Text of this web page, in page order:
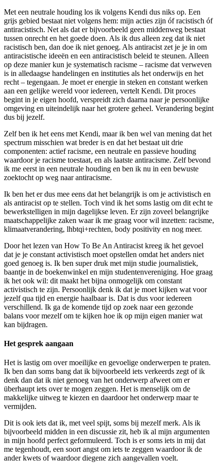
Met een neutrale houding los ik volgens Kendi dus niks op. Een
grijs gebied bestaat niet volgens hem: mijn acties zijn óf racistisch óf
antiracistisch. Net als dat er bijvoorbeeld geen middenweg bestaat
tussen onrecht en het goede doen. Als ik dus alleen zeg dat ik niet
racistisch ben, dan doe ik niet genoeg. Als antiracist zet je je in om
antiracistische ideeën en een antiracistisch beleid te steunen. Alleen
op deze manier kun je systematisch racisme – racisme dat verweven
is in alledaagse handelingen en instituties als het onderwijs en het
recht – tegengaan. Je moet er energie in steken en constant werken
aan een gelijke wereld voor iedereen, vertelt Kendi. Dit proces
begint in je eigen hoofd, verspreidt zich daarna naar je persoonlijke
omgeving en uiteindelijk naar het grotere geheel. Verandering begint
dus bij jezelf.
Zelf ben ik het eens met Kendi, maar ik ben wel van mening dat het
spectrum misschien wat breder is en dat het bestaat uit drie
componenten: actief racisme, een neutrale en passieve houding
waardoor je racisme toestaat, en als laatste antiracisme. Zelf bevond
ik me eerst in een neutrale houding en ben ik nu in een bewuste
zoektocht op weg naar antiracisme.
Ik ben het er dus mee eens dat het belangrijk is om je activistisch en
als antiracist op te stellen. Toch vind ik het soms lastig om dit echt te
bewerkstelligen in mijn dagelijkse leven. Er zijn zoveel belangrijke
maatschappelijke zaken waar ik me graag voor wil inzetten: racisme,
klimaatverandering, lhbtqi+rechten, body positivity en nog meer.
Door het lezen van How To Be An Antiracist kreeg ik het gevoel
dat je je constant activistisch moet opstellen omdat het anders niet
goed genoeg is. Ik ben super druk met mijn studie journalistiek,
baantje in de boekenwinkel en mijn studentenvereniging. Hoe graag
ik het ook wil: dit maakt het bijna onmogelijk om constant
activistisch te zijn. Persoonlijk denk ik dat je moet kijken wat voor
jezelf qua tijd en energie haalbaar is. Dat is dus voor iedereen
verschillend. Ik ga de komende tijd op zoek naar een gezonde
balans voor mezelf om te kijken hoe ik op mijn eigen manier wat
kan bijdragen.
Het gesprek aangaan
Het is lastig om over moeilijke en gevoelige onderwerpen te praten.
Ik ben dan soms bang dat ik bijvoorbeeld iets verkeerds zegt of ik
denk dan dat ik niet genoeg van het onderwerp afweet om er
überhaupt iets over te mogen zeggen. Het is menselijk om de
makkelijke uitweg te kiezen en daardoor het onderwerp maar te
vermijden.
Dit is ook iets dat ik, met veel spijt, soms bij mezelf merk. Als ik
bijvoorbeeld midden in een discussie zit, heb ik al mijn argumenten
in mijn hoofd perfect geformuleerd. Toch is er soms iets in mij dat
me tegenhoudt, een soort angst om iets te zeggen waardoor ik de
ander kwets of waardoor diegene zich aangevallen voelt.